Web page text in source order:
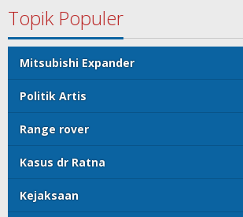
Topik Populer
Mitsubishi Expander
Politik Artis
Range rover
Kasus dr Ratna
Kejaksaan